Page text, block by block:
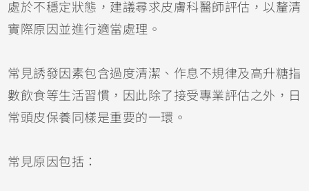
處於不穩定狀態，建議尋求皮膚科醫師評估，以釐清
實際原因並進行適當處理。
常見誘發因素包含過度清潔、作息不規律及高升糖指
數飲食等生活習慣，因此除了接受專業評估之外，日
常頭皮保養同樣是重要的一環。
常見原因包括：